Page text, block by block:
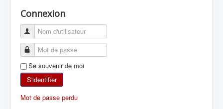
ESCALADE
ALPINISME
SKI DE RANDONNÉE
Connexion
Se souvenir de moi
S'identifier
Mot de passe perdu